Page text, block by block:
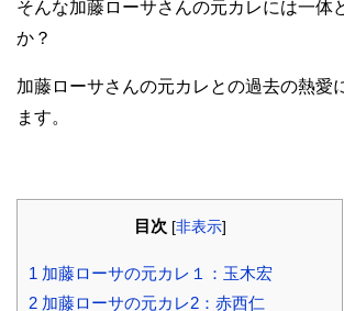
そんな加藤ローサさんの元カレには一体
か？
加藤ローサさんの元カレとの過去の熱愛
ます。
目次 [非表示]
1 加藤ローサの元カレ１：玉木宏
2 加藤ローサの元カレ2：赤西仁